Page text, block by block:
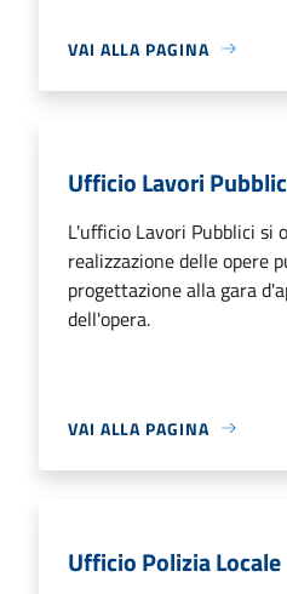
VAI ALLA PAGINA
Ufficio Lavori
L'ufficio Lavori Pubblici si
realizzazione delle opere
progettazione alla gara
dell'opera.
VAI ALLA PAGINA
Ufficio Polizia Locale